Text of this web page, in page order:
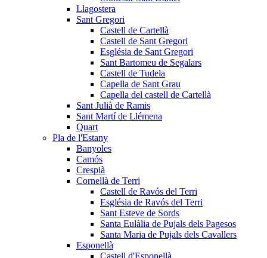
Llagostera
Sant Gregori
Castell de Cartellà
Castell de Sant Gregori
Església de Sant Gregori
Sant Bartomeu de Segalars
Castell de Tudela
Capella de Sant Grau
Capella del castell de Cartellà
Sant Julià de Ramis
Sant Martí de Llémena
Quart
Pla de l'Estany
Banyoles
Camós
Crespià
Cornellà de Terri
Castell de Ravós del Terri
Església de Ravós del Terri
Sant Esteve de Sords
Santa Eulàlia de Pujals dels Pagesos
Santa Maria de Pujals dels Cavallers
Esponellà
Castell d'Esponellà